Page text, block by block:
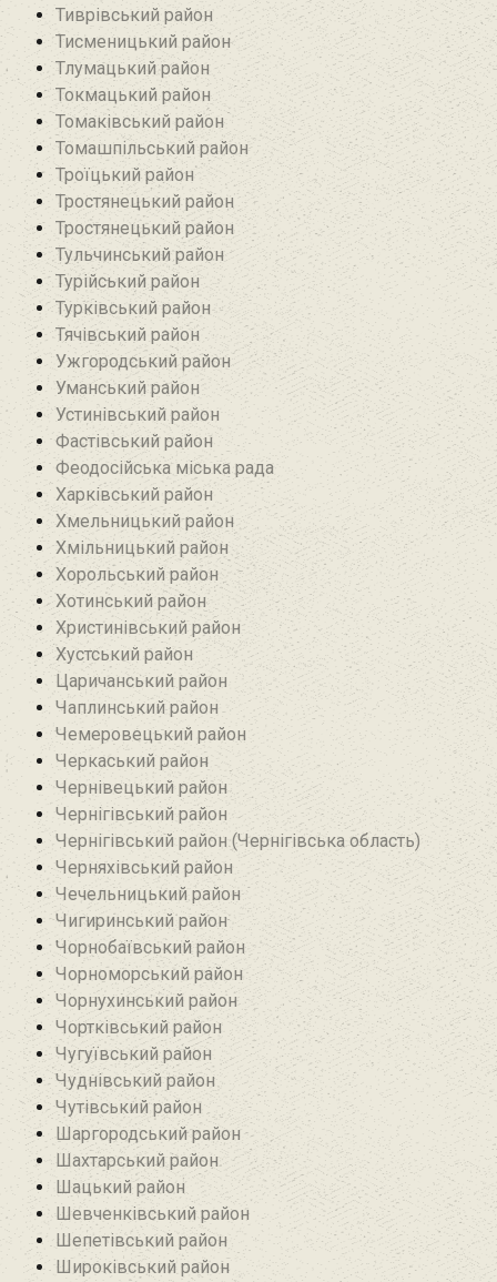
Тиврівський район
Тисменицький район
Тлумацький район
Токмацький район
Томаківський район
Томашпільський район
Троїцький район‎
Тростянецький район
Тростянецький район
Тульчинський район
Турійський район
Турківський район
Тячівський район
Ужгородський район
Уманський район
Устинівський район
Фастівський район
Феодосійська міська рада
Харківський район
Хмельницький район
Хмільницький район
Хорольський район
Хотинський район‎
Христинівський район
Хустський район
Царичанський район
Чаплинський район
Чемеровецький район
Черкаський район
Чернівецький район
Чернігівський район
Чернігівський район (Чернігівська область)
Черняхівський район‎
Чечельницький район
Чигиринський район
Чорнобаївський район
Чорноморський район
Чорнухинський район‎
Чортківський район
Чугуївський район
Чуднівський район
Чутівський район
Шаргородський район
Шахтарський район‎
Шацький район
Шевченківський район
Шепетівський район
Широківський район